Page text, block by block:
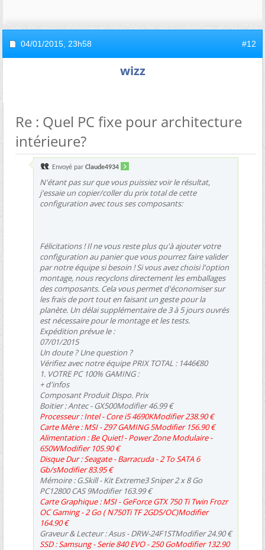
04/01/2015, 23h58 #12
wizz
Re : Quel PC fixe pour architecture
intérieure?
Envoyé par Claude4934
N'étant pas sur que vous puissiez voir le résultat,
j'essaie un copier/coller du prix total de cette
configuration avec tous ses composants:
Félicitations ! Il ne vous reste plus qu'à ajouter votre
configuration au panier que vous pourrez faire valider
par notre équipe si besoin ! Si vous avez choisi l'option
montage, nous recyclons directement les emballages
des composants. Cela vous permet d'économiser sur
les frais de port tout en faisant un geste pour la
planète. Un délai supplémentaire de 3 à 5 jours ouvrés
est nécessaire pour le montage et les tests.
Expédition prévue le :
07/01/2015
Un doute ? Une question ?
Vérifiez avec notre équipe PRIX TOTAL : 1446€80
1. VOTRE PC 100% GAMING :
+ d'infos
Composant Produit Dispo. Prix
Boitier : Antec - GX500Modifier 46.99
Processeur : Intel - Core i5 4690KModifier 238.90
Carte Mère : MSI - Z97 GAMING 5Modifier 156.90
Alimentation : Be Quiet! - Power Zone Modulaire -
650WModifier 105.90
Disque Dur : Seagate - Barracuda - 2 To SATA 6
Gb/sModifier 83.95
Mémoire : G.Skill - Kit Extreme3 Sniper 2 x 8 Go
PC12800 CAS 9Modifier 163.99
Carte Graphique : MSI - GeForce GTX 750 Ti Twin Frozr
OC Gaming - 2 Go ( N750Ti TF 2GD5/OC)Modifier
164.90
Graveur & Lecteur : Asus - DRW-24F1STModifier 24.90
SSD : Samsung - Serie 840 EVO - 250 GoModifier 132.90